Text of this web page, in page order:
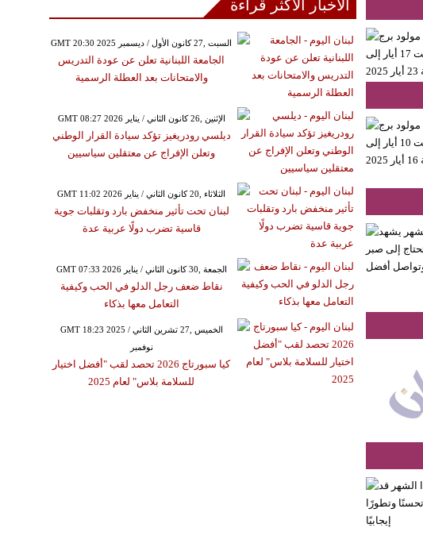
الأخبار الأكثر قراءة
GMT 20:30 2025 السبت ,27 كانون الأول / ديسمبر
الجامعة اللبنانية تعلن عن عودة التدريس
والامتحانات بعد العطلة الرسمية
GMT 08:27 2026 الإثنين ,26 كانون الثاني / يناير
ديلسي رودريغيز تؤكد سيادة القرار الوطني
وتعلن الإفراج عن معتقلين سياسيين
GMT 11:02 2026 الثلاثاء ,20 كانون الثاني / يناير
لبنان تحت تأثير منخفض بارد وتقلبات جوية
قاسية تضرب دولًا عربية عدة
GMT 07:33 2026 الجمعة ,30 كانون الثاني / يناير
نقاط ضعف رجل الدلو في الحب وكيفية
التعامل معها بذكاء
GMT 18:23 2025 الخميس ,27 تشرين الثاني /
نوفمبر
كيا سبورتاج 2026 تحصد لقب "أفضل اختيار
للسلامة بلاس" لعام 2025